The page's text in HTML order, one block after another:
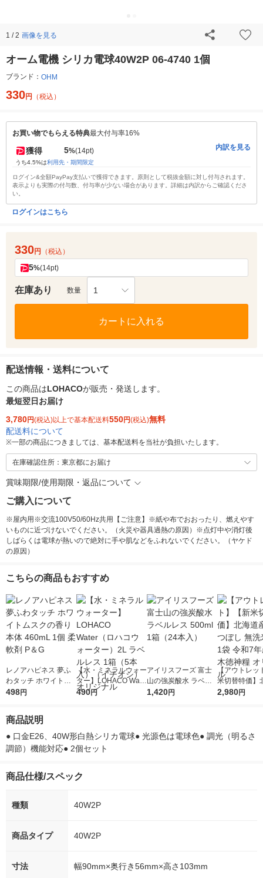
1 / 2 画像を見る
オーム電機 シリカ電球40W2P 06-4740 1個
ブランド： OHM
330円 （税込）
お買い物でもらえる特典最大付与率16%
獲得 5%(14pt)
うち4.5%は利用先・期間限定
内訳を見る
ログイン&全額PayPay支払いで獲得できます。原則として税抜金額に対し付与されます。
表示よりも実際の付与数、付与率が少ない場合があります。詳細は内訳からご確認くださ
い。
ログインはこちら
330円 （税込）
5%(14pt)
在庫あり 数量 1
カートに入れる
配送情報・送料について
この商品はLOHACOが販売・発送します。
最短翌日お届け
3,780円(税込)以上で基本配送料550円(税込)無料
配送料について
※一部の商品につきましては、基本配送料を当社が負担いたします。
在庫確認住所：東京都にお届け
賞味期限/使用期限・返品について
ご購入について
※屋内用※交流100V50/60Hz共用【ご注意】※紙や布でおおったり、燃えやす
いものに近づけないでください。（火災や器具過熱の原因）※点灯中や消灯後
しばらくは電球が熱いので絶対に手や肌などをふれないでください。（ヤケド
の原因）
こちらの商品もおすすめ
レノアハピネス 夢ふ
わタッチ ホワイトム
スクの香り 本体 460
498円
【水・ミネラルウォー
ター】LOHACO Wate
r（ロハコウォータ
490円
アイリスフーズ 富士
山の強炭酸水 ラベル
レス 500ml 1箱（24
1,420円
【アウトレッ
米切替特価】
ななつぼし 無
2,980円
商品説明
● 口金E26、40W形白熱シリカ電球● 光源色は電球色● 調光（明るさ
調節）機能対応● 2個セット
商品仕様/スペック
種類 40W2P
商品タイプ 40W2P
寸法 幅90mm×奥行き56mm×高さ103mm